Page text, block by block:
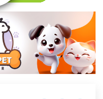
v
g
t
i
o
n